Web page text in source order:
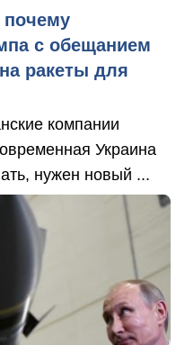
почему
с обещанием
ракеты для
компании
Украина
нужен новый ...